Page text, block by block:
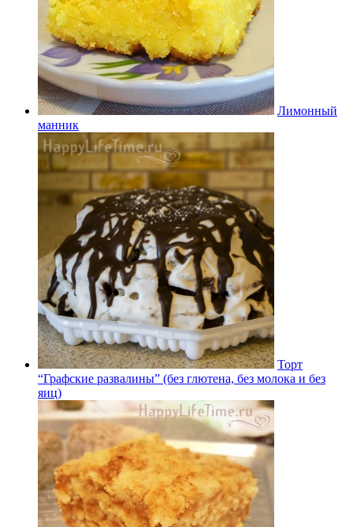
Лимонный
манник
Торт
“Графские развалины” (без глютена, без молока и без
яиц)